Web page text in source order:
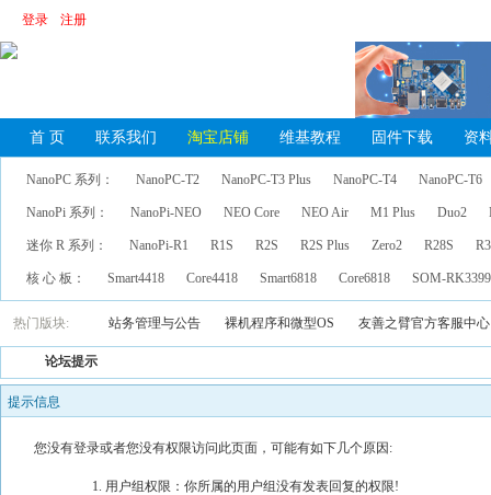
登录 注册
首 页 联系我们 淘宝店铺 维基教程 固件下载 资
NanoPC 系列： NanoPC-T2 NanoPC-T3 Plus NanoPC-T4 NanoPC-T6
NanoPi 系列： NanoPi-NEO NEO Core NEO Air M1 Plus Duo2
迷你 R 系列： NanoPi-R1 R1S R2S R2S Plus Zero2 R28S
核 心 板： Smart4418 Core4418 Smart6818 Core6818 SOM-
热门版块: 站务管理与公告 裸机程序和微型OS 友善之臂官方客服中心
论坛提示
提示信息
您没有登录或者您没有权限访问此页面，可能有如下几个原因:
用户组权限：你所属的用户组没有发表回复的权限!